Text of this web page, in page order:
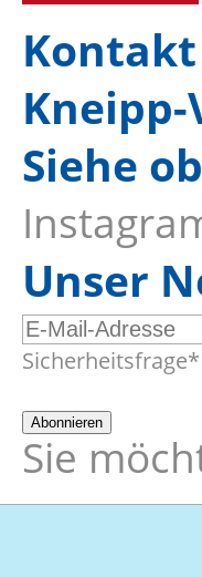
Kontakt
Siehe
Unser
E-
Mail-
Pflichtfeld
Sicherheitsfrage*
Abonnieren
Sie